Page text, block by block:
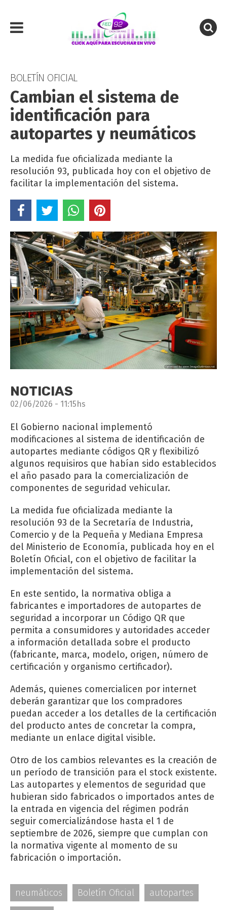
BOLETÍN OFICIAL
Cambian el sistema de
identificación para
autopartes y neumáticos
La medida fue oficializada mediante la
resolución 93, publicada hoy con el objetivo de
facilitar la implementación del sistema.
NOTICIAS
02/06/2026 - 11:15hs
El Gobierno nacional implementó
modificaciones al sistema de identificación de
autopartes mediante códigos QR y flexibilizó
algunos requisiros que habían sido establecidos
el año pasado para la comercialización de
componentes de seguridad vehicular.
La medida fue oficializada mediante la
resolución 93 de la Secretaría de Industria,
Comercio y de la Pequeña y Mediana Empresa
del Ministerio de Economía, publicada hoy en el
Boletín Oficial, con el objetivo de facilitar la
implementación del sistema.
En este sentido, la normativa obliga a
fabricantes e importadores de autopartes de
seguridad a incorporar un Código QR que
permita a consumidores y autoridades acceder
a información detallada sobre el producto
(fabricante, marca, modelo, origen, número de
certificación y organismo certificador).
Además, quienes comercialicen por internet
deberán garantizar que los compradores
puedan acceder a los detalles de la certificación
del producto antes de concretar la compra,
mediante un enlace digital visible.
Otro de los cambios relevantes es la creación de
un período de transición para el stock existente.
Las autopartes y elementos de seguridad que
hubieran sido fabricados o importados antes de
la entrada en vigencia del régimen podrán
seguir comercializándose hasta el 1 de
septiembre de 2026, siempre que cumplan con
la normativa vigente al momento de su
fabricación o importación.
neumáticos Boletín Oficial
autopartes